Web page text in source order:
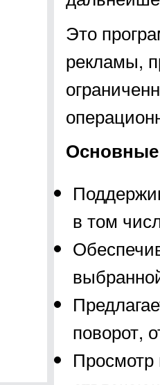
Это
рекламы,
Основные
в том
поворот,
Просмотр